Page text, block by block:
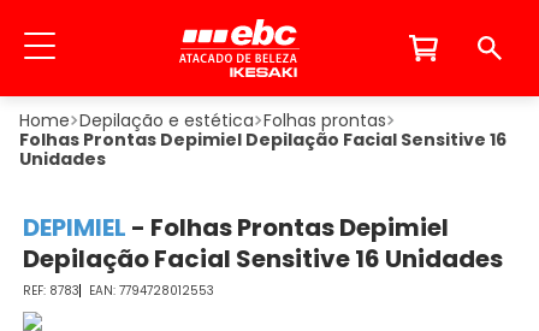
Depilação e estética Folhas prontas
Folhas Prontas Depimiel Depilação Facial Sensitive 16
Unidades
DEPIMIEL - Folhas Prontas Depimiel
Depilação Facial Sensitive 16 Unidades
8783 7794728012553